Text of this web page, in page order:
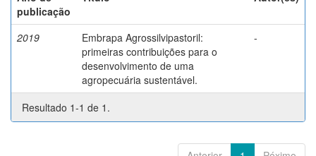
publicação
2019
Embrapa Agrossilvipastoril:
primeiras contribuições para o
desenvolvimento de uma
agropecuária sustentável.
-
Resultado 1-1 de 1.